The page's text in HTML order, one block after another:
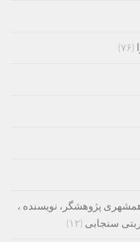
(۷۶)
همشهری پژوهشگر، نویسنده ،
سنجابی (۱۲)